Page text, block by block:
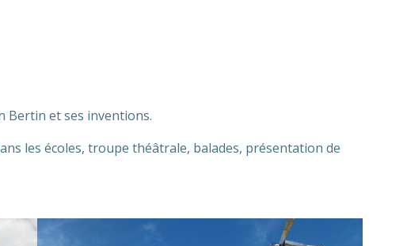
Bertin et ses inventions.
les écoles, troupe théâtrale, balades, présentation de